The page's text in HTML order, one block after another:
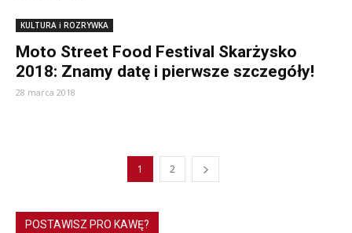
KULTURA i ROZRYWKA
Moto Street Food Festival Skarżysko
2018: Znamy datę i pierwsze szczegóły!
28 marca 2018
1 2
POSTAWISZ PRO KAWĘ?